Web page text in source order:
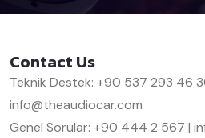
Contact Us
Teknik Destek: +90 537 293 46
info@theaudiocar.com
Genel Sorular: +90 444 2 567 |